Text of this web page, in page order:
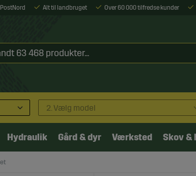
Alt til landbruget Over 60 000 tilfredse kunder
2. Vælg model
Hydraulik Gård & dyr Værksted Skov &